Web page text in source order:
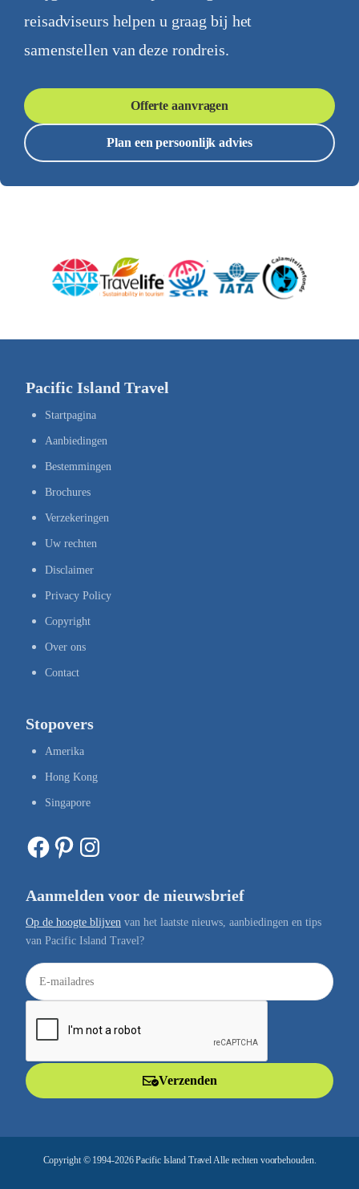
reisadviseurs helpen u graag bij het
samenstellen van deze rondreis.
Offerte aanvragen
Plan een persoonlijk advies
Pacific Island Travel
Startpagina
Aanbiedingen
Bestemmingen
Brochures
Verzekeringen
Uw rechten
Disclaimer
Privacy Policy
Copyright
Over ons
Contact
Stopovers
Amerika
Hong Kong
Singapore
Facebook Pinterest Instagram
Aanmelden voor de nieuwsbrief
Op de hoogte blijven van het laatste nieuws, aanbiedingen en tips
van Pacific Island Travel?
E
-
a
Verzenden
Copyright © 1994-2026 Pacific Island Travel Alle rechten voorbehouden.